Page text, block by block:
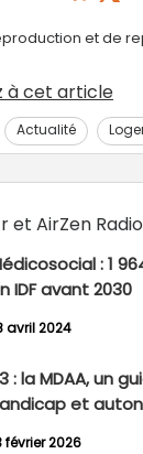
et de
à cet article
Actualité
et AirZen
: 1
IDF avant 2030
avril 2024
: la MDAA, un
et
février 2026